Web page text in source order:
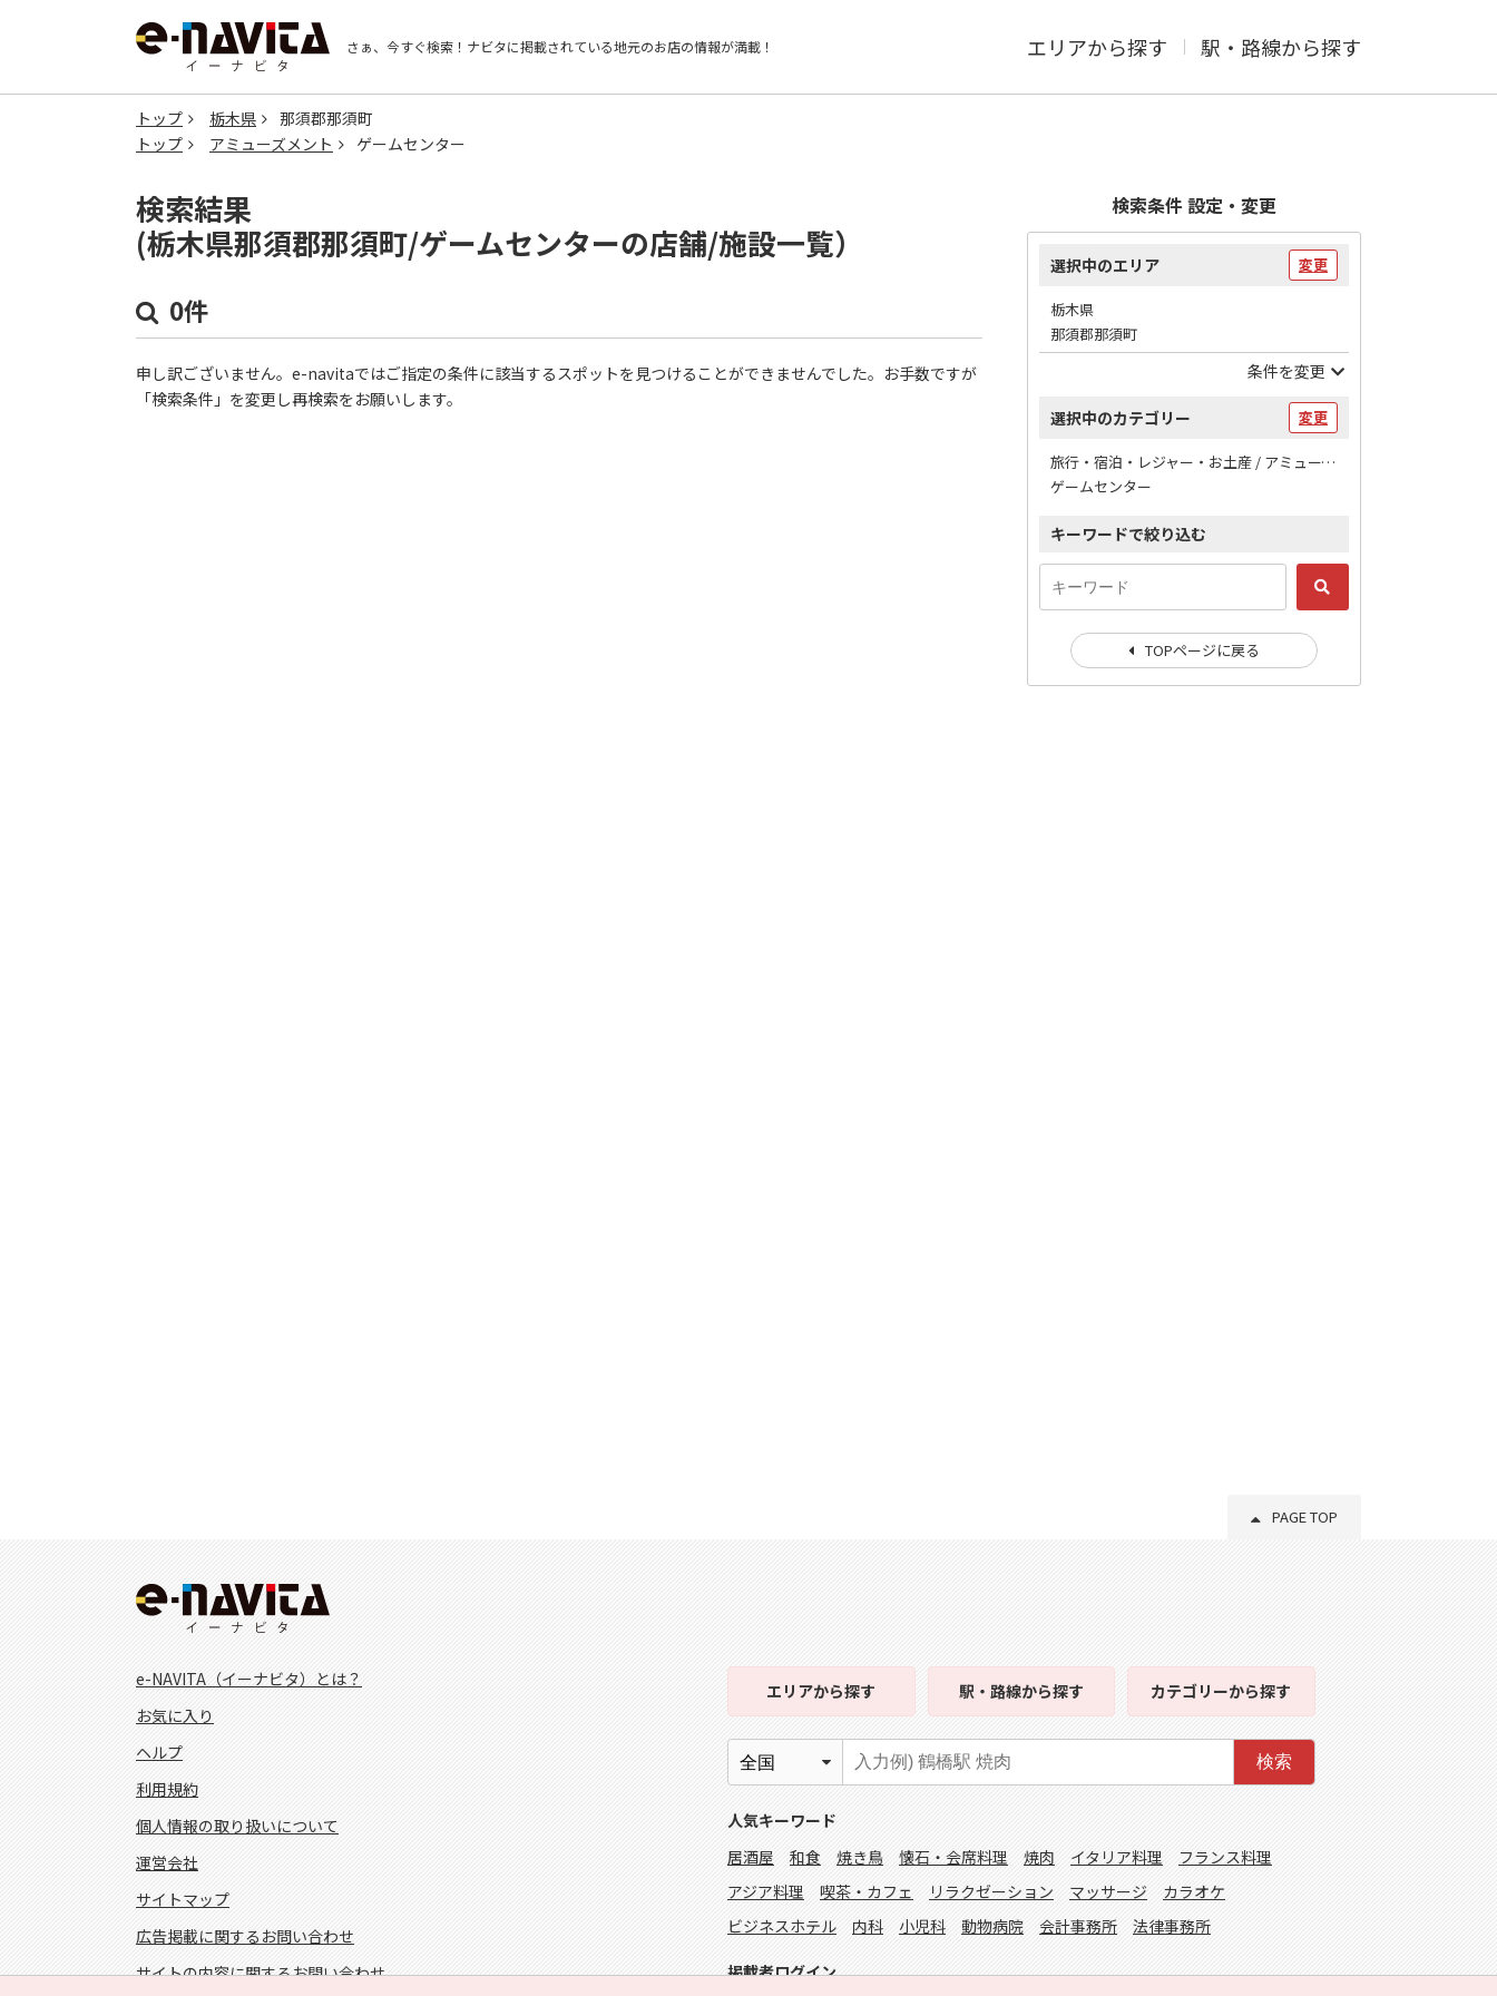
さぁ、今すぐ検索！ ナビタに掲載されている地元のお店の情報が満載！ エリアから探す 駅・路線から探す
トップ 栃木県
那須郡那須町
トップ
アミューズメント ゲームセンター
検索結果
(栃木県那須郡那須町/ゲームセンターの店舗/施設一覧）
0件
申し訳ございません。e-navitaではご指定の条件に該当するスポットを見つけることができませんでした。お手数ですが
「検索条件」を変更し再検索をお願いします。
検索条件 設定・変更
選択中のエリア 変更
栃木県
那須郡那須町
条件を変更
選択中のカテゴリー 変更
旅行・宿泊・レジャー・お土産 / アミューズメント
ゲームセンター
キーワードで絞り込む
TOPページに戻る
PAGE TOP
e-NAVITA（イーナビタ）とは？
お気に入り
ヘルプ
利用規約
個人情報の取り扱いについて
運営会社
サイトマップ
広告掲載に関するお問い合わせ
サイトの内容に関するお問い合わせ
エリアから探す 駅・路線から探す カテゴリーから探す
検索
人気キーワード
居酒屋
和食 焼き鳥 懐石・会席料理 焼肉 イタリア料理
フランス料理
アジア料理
喫茶・カフェ リラクゼーション マッサージ
カラオケ
ビジネスホテル
内科 小児科 動物病院 会計事務所 法律事務所
掲載者ログイン